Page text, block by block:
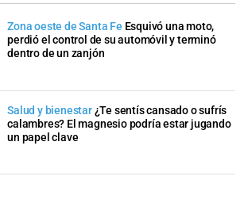
Zona oeste de Santa Fe Esquivó una moto,
perdió el control de su automóvil y terminó
dentro de un zanjón
Salud y bienestar¿Te sentís cansado o sufrís
calambres? El magnesio podría estar jugando
un papel clave